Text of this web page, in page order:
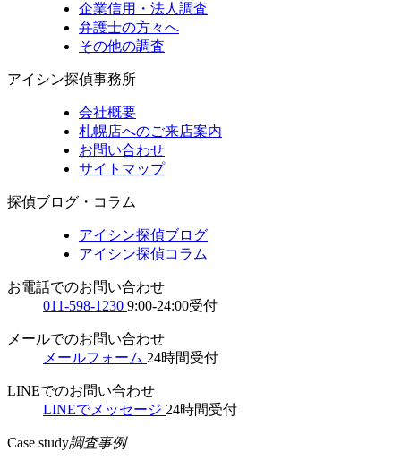
企業信用・法人調査
弁護士の方々へ
その他の調査
アイシン探偵事務所
会社概要
札幌店へのご来店案内
お問い合わせ
サイトマップ
探偵ブログ・コラム
アイシン探偵ブログ
アイシン探偵コラム
お電話でのお問い合わせ
011-598-1230 9:00-24:00受付
メールでのお問い合わせ
メールフォーム 24時間受付
LINEでのお問い合わせ
LINEでメッセージ 24時間受付
Case study調査事例